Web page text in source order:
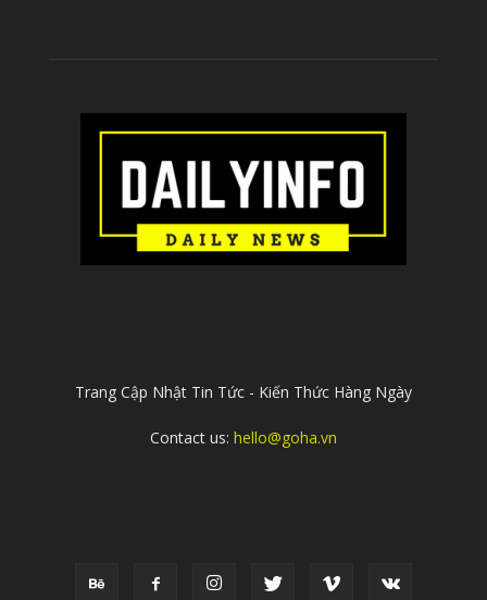
Trang Cập Nhật Tin Tức - Kiến Thức Hàng Ngày
Contact us: hello@goha.vn